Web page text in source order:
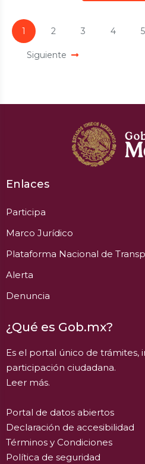
1 2 3 4 5
Siguiente
Enlaces
Participa
Marco Jurídico
Plataforma Nacional de
Alerta
Denuncia
¿Qué es Gob.mx?
Es el portal único de trámites,
participación ciudadana.
Leer más.
Portal de datos abiertos
Declaración de accesibilidad
Términos y Condiciones
Política de seguridad